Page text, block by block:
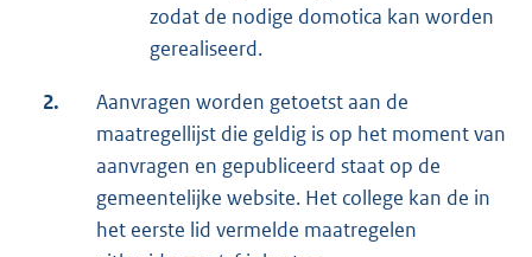
zodat de nodige domotica kan worden
gerealiseerd.
2.
Aanvragen worden getoetst aan de
maatregellijst die geldig is op het moment van
aanvragen en gepubliceerd staat op de
gemeentelijke website. Het college kan de in
het eerste lid vermelde maatregelen